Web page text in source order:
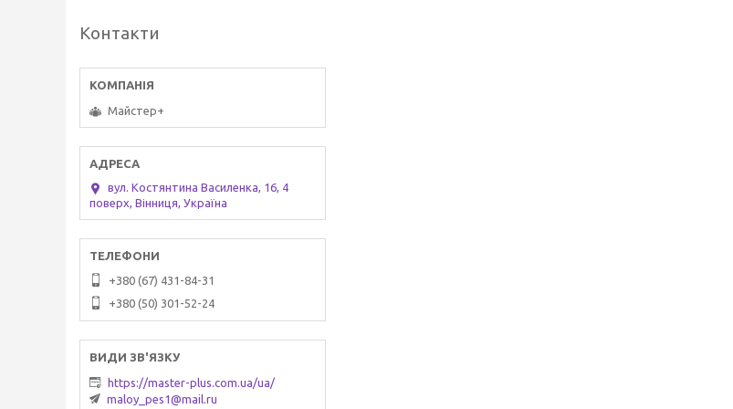
Контакти
Майстер+
вул. Костянтина Василенка, 16, 4
поверх, Вінниця, Україна
+380 (67) 431-84-31
+380 (50) 301-52-24
https://master-plus.com.ua/ua/
maloy_pes1@mail.ru